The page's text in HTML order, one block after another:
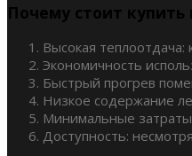
Почему стоит
Высокая
Экономичность
Быстрый прогрев
Низкое содержание
Минимальные затраты
Доступность: